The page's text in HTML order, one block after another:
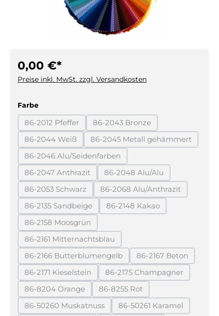
0,00 €*
Preise inkl. MwSt. zzgl. Versandkosten
Farbeauswählen
86-2012 Pfeffer
(Diese Option ist zurzeit nicht verfügbar.)
86-2043 Bronze
(Diese Option ist zurzeit nicht
86-2044 Weiß
(Diese Option ist zurzeit nicht verfügbar.)
86-2045 Metall gehämmert
(Diese Option ist
86-2046 Alu/Seidenfarben
(Diese Option ist zurzeit nicht verfügbar.)
86-2047 Anthrazit
(Diese Option ist zurzeit nicht verfügbar.)
86-2048 Alu/Alu
(Diese Option ist zurzeit
86-2053 Schwarz
(Diese Option ist zurzeit nicht verfügbar.)
86-2068 Alu/Anthrazit
(Diese Option ist zurzeit
86-2135 Sandbeige
(Diese Option ist zurzeit nicht verfügbar.)
86-2148 Kakao
(Diese Option ist zurzeit
86-2158 Moosgrün
(Diese Option ist zurzeit nicht verfügbar.)
86-2161 Mitternachtsblau
(Diese Option ist zurzeit nicht verfügbar.)
86-2166 Butterblumengelb
(Diese Option ist zurzeit nicht verfügbar.)
86-2167 Beton
(Diese Option ist
86-2171 Kieselstein
(Diese Option ist zurzeit nicht verfügbar.)
86-2175 Champagner
(Diese Option ist
86-8204 Orange
(Diese Option ist zurzeit nicht verfügbar.)
86-8255 Rot
(Diese Option ist zurzeit nicht
86-50260 Muskatnuss
(Diese Option ist zurzeit nicht verfügbar.)
86-50261 Karamel
(Diese Option ist